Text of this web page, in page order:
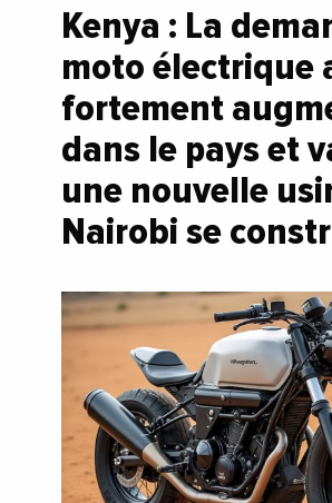
Kenya : La
moto électrique
fortement
dans le pays et
une nouvelle
Nairobi se